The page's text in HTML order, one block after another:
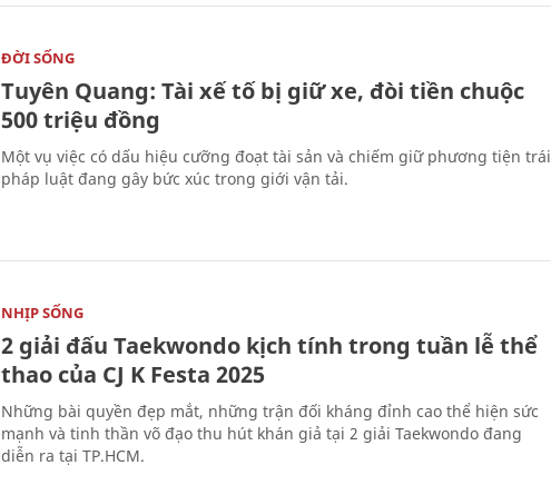
ĐỜI SỐNG
Tuyên Quang: Tài xế tố bị giữ xe, đòi tiền chuộc
500 triệu đồng
Một vụ việc có dấu hiệu cưỡng đoạt tài sản và chiếm giữ phương tiện trái
pháp luật đang gây bức xúc trong giới vận tải.
NHỊP SỐNG
2 giải đấu Taekwondo kịch tính trong tuần lễ thể
thao của CJ K Festa 2025
Những bài quyền đẹp mắt, những trận đối kháng đỉnh cao thể hiện sức
mạnh và tinh thần võ đạo thu hút khán giả tại 2 giải Taekwondo đang
diễn ra tại TP.HCM.